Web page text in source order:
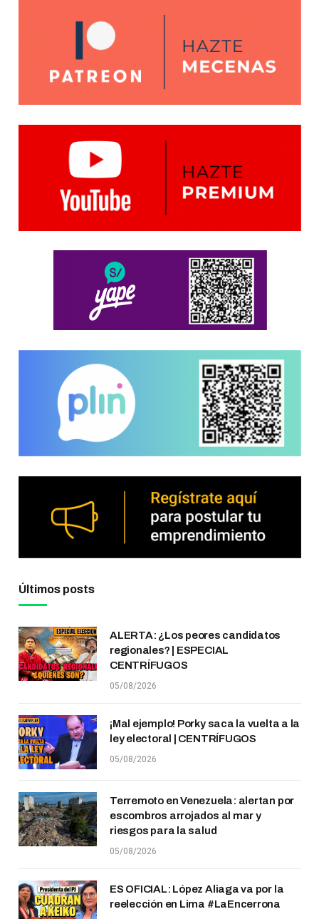
Últimos posts
ALERTA: ¿Los peores candidatos
regionales? | ESPECIAL
CENTRÍFUGOS
05/08/2026
¡Mal ejemplo! Porky saca la vuelta a la
ley electoral | CENTRÍFUGOS
05/08/2026
Terremoto en Venezuela: alertan por
escombros arrojados al mar y
riesgos para la salud
05/08/2026
ES OFICIAL: López Aliaga va por la
reelección en Lima #LaEncerrona